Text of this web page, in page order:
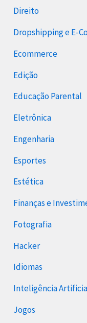
Direito
Dropshipping e E-
Ecommerce
Edição
Educação Parental
Eletrônica
Engenharia
Esportes
Estética
Finanças e
Fotografia
Hacker
Idiomas
Inteligência
Jogos